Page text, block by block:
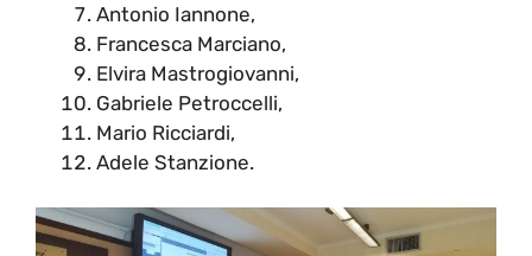
Antonio Iannone,
Francesca Marciano,
Elvira Mastrogiovanni,
Gabriele Petroccelli,
Mario Ricciardi,
Adele Stanzione.